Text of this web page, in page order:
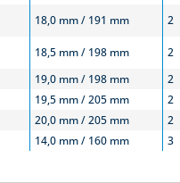
18,0 mm / 191 mm 2
18,5 mm / 198 mm 2
19,0 mm / 198 mm 2
19,5 mm / 205 mm 2
20,0 mm / 205 mm 2
14,0 mm / 160 mm 3